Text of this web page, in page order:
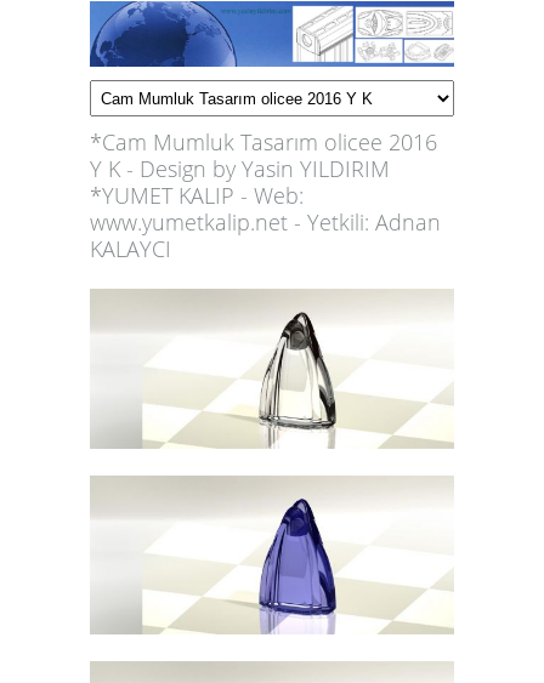
*Cam Mumluk Tasarım olicee 2016
Y K - Design by Yasin YILDIRIM
*YUMET KALIP - Web:
www.yumetkalip.net - Yetkili: Adnan
KALAYCI